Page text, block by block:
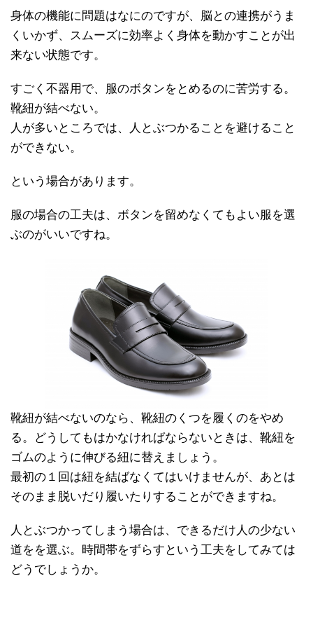
身体の機能に問題はなにのですが、脳との連携がうま
くいかず、スムーズに効率よく身体を動かすことが出
来ない状態です。
すごく不器用で、服のボタンをとめるのに苦労する。
靴紐が結べない。
人が多いところでは、人とぶつかることを避けること
ができない。
という場合があります。
服の場合の工夫は、ボタンを留めなくてもよい服を選
ぶのがいいですね。
靴紐が結べないのなら、靴紐のくつを履くのをやめ
る。どうしてもはかなければならないときは、靴紐を
ゴムのように伸びる紐に替えましょう。
最初の１回は紐を結ばなくてはいけませんが、あとは
そのまま脱いだり履いたりすることができますね。
人とぶつかってしまう場合は、できるだけ人の少ない
道をを選ぶ。時間帯をずらすという工夫をしてみては
どうでしょうか。